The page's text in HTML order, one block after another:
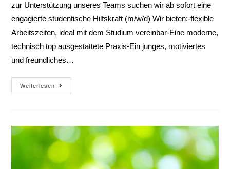
zur Unterstützung unseres Teams suchen wir ab sofort eine
engagierte studentische Hilfskraft (m/w/d) Wir bieten:-flexible
Arbeitszeiten, ideal mit dem Studium vereinbar-Eine moderne,
technisch top ausgestattete Praxis-Ein junges, motiviertes
und freundliches…
Weiterlesen